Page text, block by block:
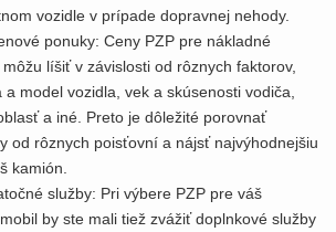
vozidle v prípade dopravnej nehody.
ponuky: Ceny PZP pre nákladné
líšiť v závislosti od rôznych faktorov,
a model vozidla, vek a skúsenosti vodiča,
a iné. Preto je dôležité porovnať
od rôznych poisťovní a nájsť najvýhodnejšiu
kamión.
služby: Pri výbere PZP pre váš
by ste mali tiež zvážiť doplnkové služby